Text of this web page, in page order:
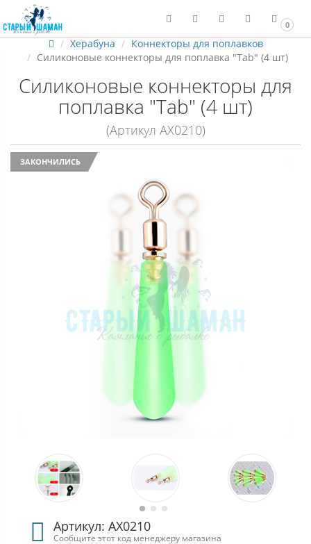
0
Херабуна
Коннекторы для поплавков
Силиконовые коннекторы для поплавка "Tab" (4 шт)
Силиконовые коннекторы для
поплавка "Tab" (4 шт)
(Артикул АХ0210)
ЗАКОНЧИЛИСЬ
Артикул: АХ0210
Сообщите этот код менеджеру магазина